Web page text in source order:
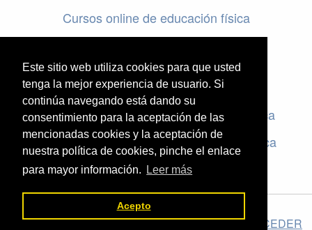
Este sitio web utiliza cookies para que usted
tenga la mejor experiencia de usuario. Si
continúa navegando está dando su
consentimiento para la aceptación de las
mencionadas cookies y la aceptación de
nuestra política de cookies, pinche el enlace
para mayor información.
Leer más
Acepto
Cursos online de educación física
Evaluación en educación física
Criterios de evaluación en educación física
Rúbricas de evaluación en educación física
El valor de la Educación Física © 2026 ·Legal| ACCEDER